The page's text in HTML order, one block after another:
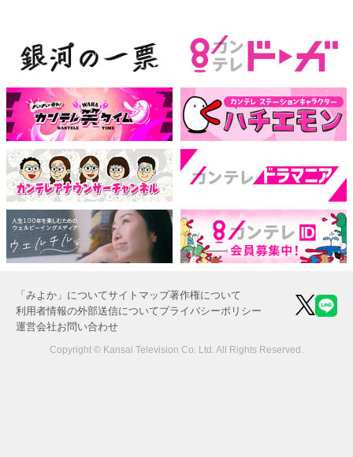
「みよか」についてサイトマップ著作権について
利用者情報の外部送信についてプライバシーポリシー
運営会社お問い合わせ
Copyright © Kansai Television Co. Ltd. All Rights Reserved.